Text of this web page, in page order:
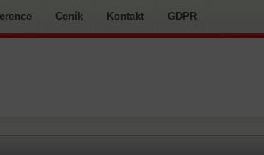
Ceník Kontakt GDPR